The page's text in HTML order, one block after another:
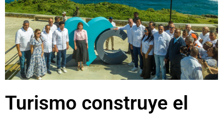
Turismo construye el